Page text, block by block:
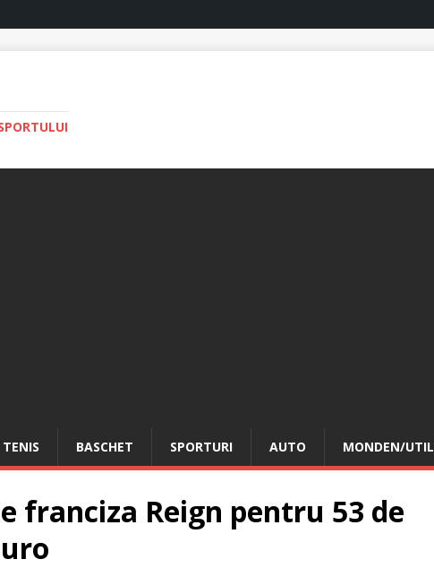
TENIS BASCHET SPORTURI AUTO MONDEN/UTIL
franciza Reign pentru 53 de